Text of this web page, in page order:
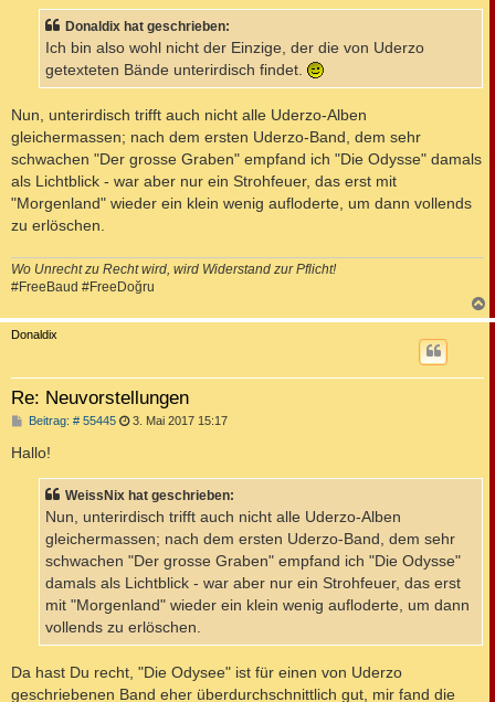
r
a
Donaldix hat geschrieben:
Ich bin also wohl nicht der Einzige, der die von Uderzo
getexteten Bände unterirdisch findet.
Nun, unterirdisch trifft auch nicht alle Uderzo-Alben
gleichermassen; nach dem ersten Uderzo-Band, dem sehr
schwachen "Der grosse Graben" empfand ich "Die Odysse" damals
als Lichtblick - war aber nur ein Strohfeuer, das erst mit
"Morgenland" wieder ein klein wenig aufloderte, um dann vollends
zu erlöschen.
Wo Unrecht zu Recht wird, wird Widerstand zur Pflicht!
#FreeBaud #FreeDoğru
a
Donaldix
Re: Neuvorstellungen
Beitrag: # 55445B
r
a
3. Mai 2017 15:17
Hallo!
WeissNix hat geschrieben:
Nun, unterirdisch trifft auch nicht alle Uderzo-Alben
gleichermassen; nach dem ersten Uderzo-Band, dem sehr
schwachen "Der grosse Graben" empfand ich "Die Odysse"
damals als Lichtblick - war aber nur ein Strohfeuer, das erst
mit "Morgenland" wieder ein klein wenig aufloderte, um dann
vollends zu erlöschen.
Da hast Du recht, "Die Odysee" ist für einen von Uderzo
geschriebenen Band eher überdurchschnittlich gut, mir fand die